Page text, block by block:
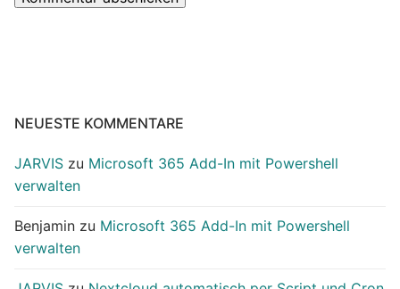
NEUESTE KOMMENTARE
JARVIS zu Microsoft 365 Add-In mit Powershell
verwalten
Benjamin zu Microsoft 365 Add-In mit Powershell
verwalten